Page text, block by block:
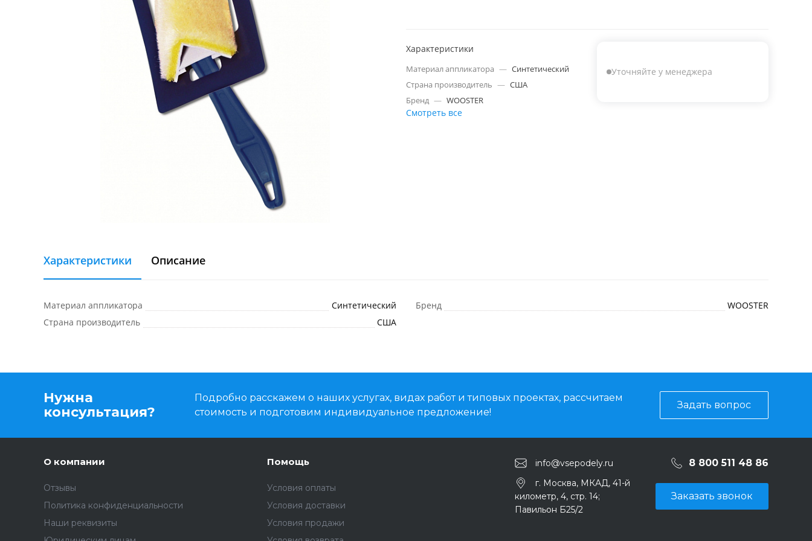
Характеристики
Материал аппликатора — Синтетический
Страна производитель — США
Бренд — WOOSTER
Смотреть все
Уточняйте у менеджера
Характеристики Описание
Материал аппликатора
Синтетический
Страна производитель
США
Бренд WOOSTER
Нужна
консультация?
Подробно расскажем о наших услугах, видах работ и типовых проектах, рассчитаем
стоимость и подготовим индивидуальное предложение!
Задать вопрос
О компании
Отзывы
Политика конфиденциальности
Наши реквизиты
Помощь
Условия оплаты
Условия доставки
Условия продажи
info@vsepodely.ru 8 800 511 48 86
г. Москва, МКАД, 41-й
километр, 4, стр. 14;
Павильон Б25/2
Заказать звонок